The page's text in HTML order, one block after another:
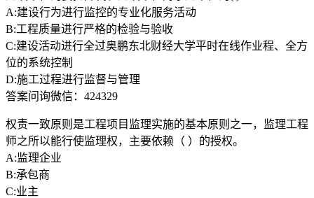
A:建设行为进行监控的专业化服务活动
B:工程质量进行严格的检验与验收
C:建设活动进行全过奥鹏东北财经大学平时在线作业程、全方
位的系统控制
D:施工过程进行监督与管理
答案问询微信：424329
权责一致原则是工程项目监理实施的基本原则之一，监理工程
师之所以能行使监理权，主要依赖（ ）的授权。
A:监理企业
B:承包商
C:业主